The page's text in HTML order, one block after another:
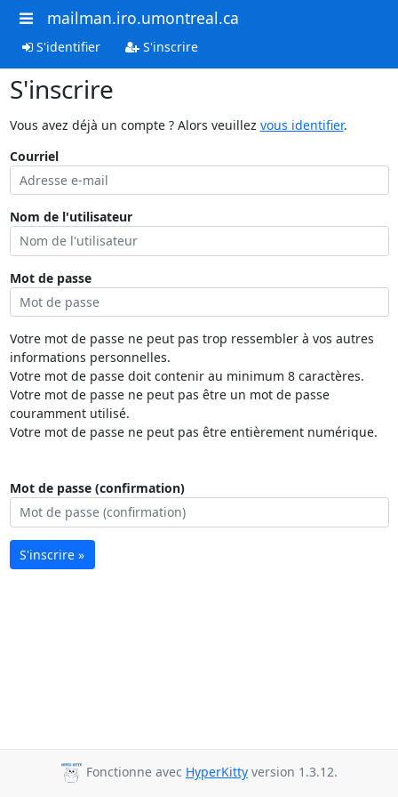
mailman.iro.umontreal.ca
S'identifier S'inscrire
S'inscrire
Vous avez déjà un compte ? Alors veuillez vous identifier.
Courriel
Nom de l'utilisateur
Mot de passe
Votre mot de passe ne peut pas trop ressembler à vos autres
informations personnelles.
Votre mot de passe doit contenir au minimum 8 caractères.
Votre mot de passe ne peut pas être un mot de passe
couramment utilisé.
Votre mot de passe ne peut pas être entièrement numérique.
Mot de passe (confirmation)
S'inscrire »
Fonctionne avec HyperKitty version 1.3.12.